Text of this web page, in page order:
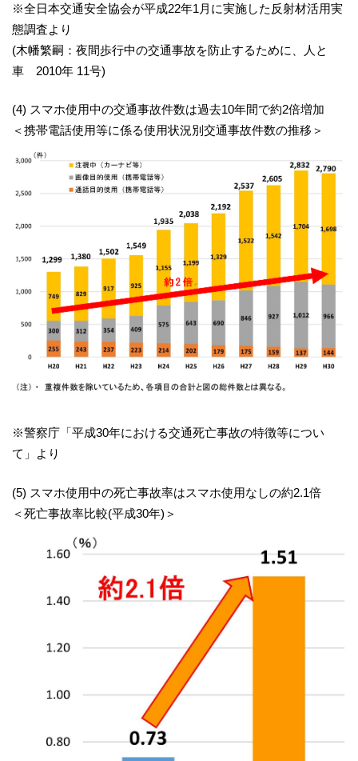
※全日本交通安全協会が平成22年1月に実施した反射材活用実
態調査より
(木幡繁嗣：夜間歩行中の交通事故を防止するために、人と
車 2010年 11号)
(4) スマホ使用中の交通事故件数は過去10年間で約2倍増加
＜携帯電話使用等に係る使用状況別交通事故件数の推移＞
※警察庁「平成30年における交通死亡事故の特徴等につい
て」より
(5) スマホ使用中の死亡事故率はスマホ使用なしの約2.1倍
＜死亡事故率比較(平成30年)＞